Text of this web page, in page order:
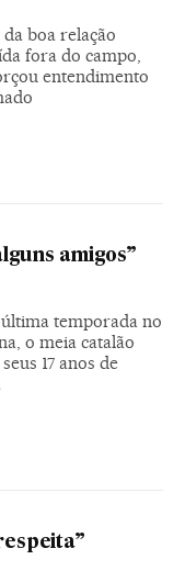
boa relação
fora do campo,
entendimento
amigos”
temporada no
o meia catalão
17 anos de